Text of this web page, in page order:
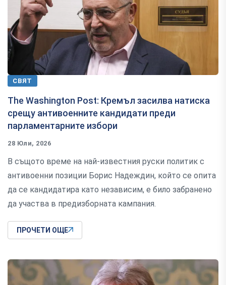
СВЯТ
The Washington Post: Кремъл засилва натиска
срещу антивоенните кандидати преди
парламентарните избори
28 Юли, 2026
В същото време на най-известния руски политик с
антивоенни позиции Борис Надеждин, който се опита
да се кандидатира като независим, е било забранено
да участва в предизборната кампания.
ПРОЧЕТИ ОЩЕ